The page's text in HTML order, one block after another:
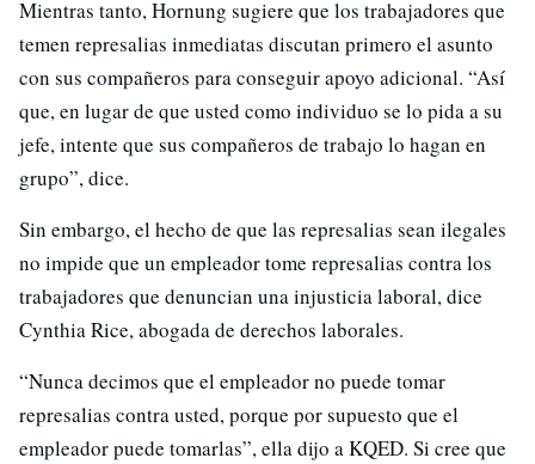
Mientras tanto, Hornung sugiere que los trabajadores que
temen represalias inmediatas discutan primero el asunto
con sus compañeros para conseguir apoyo adicional. “Así
que, en lugar de que usted como individuo se lo pida a su
jefe, intente que sus compañeros de trabajo lo hagan en
grupo”, dice.
Sin embargo, el hecho de que las represalias sean ilegales
no impide que un empleador tome represalias contra los
trabajadores que denuncian una injusticia laboral, dice
Cynthia Rice, abogada de derechos laborales.
“Nunca decimos que el empleador no puede tomar
represalias contra usted, porque por supuesto que el
empleador puede tomarlas”, ella dijo a KQED. Si cree que